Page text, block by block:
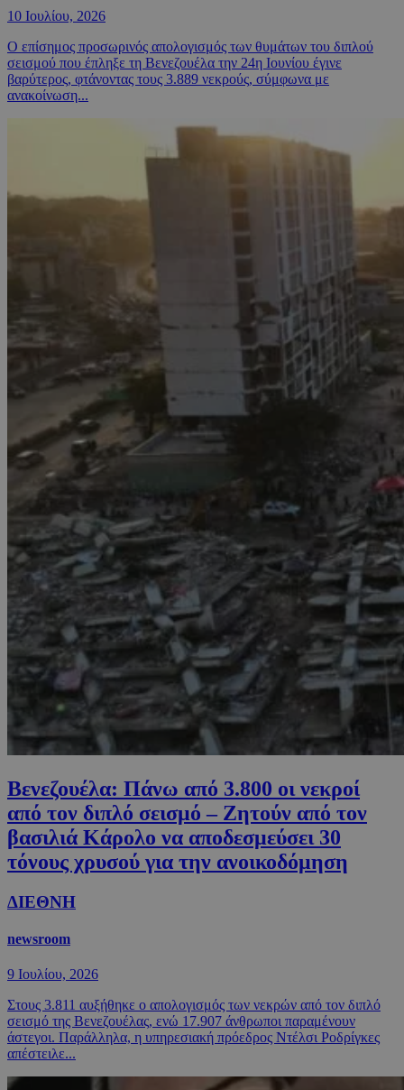
10 Ιουλίου, 2026
Ο επίσημος προσωρινός απολογισμός των θυμάτων του διπλού
σεισμού που έπληξε τη Βενεζουέλα την 24η Ιουνίου έγινε
βαρύτερος, φτάνοντας τους 3.889 νεκρούς, σύμφωνα με
ανακοίνωση...
Βενεζουέλα: Πάνω από 3.800 οι νεκροί
από τον διπλό σεισμό – Ζητούν από τον
βασιλιά Κάρολο να αποδεσμεύσει 30
τόνους χρυσού για την ανοικοδόμηση
ΔΙΕΘΝΗ
newsroom
9 Ιουλίου, 2026
Στους 3.811 αυξήθηκε ο απολογισμός των νεκρών από τον διπλό
σεισμό της Βενεζουέλας, ενώ 17.907 άνθρωποι παραμένουν
άστεγοι. Παράλληλα, η υπηρεσιακή πρόεδρος Ντέλσι Ροδρίγκες
απέστειλε...